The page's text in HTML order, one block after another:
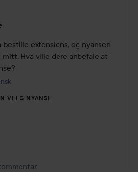
ble opprettet 1 år
bestille extensions, og nyansen
mitt. Hva ville dere anbefale at
VELG NYANSE